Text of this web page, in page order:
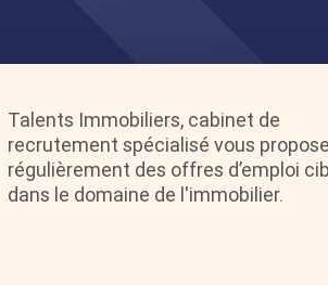
Talents Immobiliers, cabinet de
recrutement spécialisé vous propose
régulièrement des offres d’emploi
dans le domaine de l'immobilier.